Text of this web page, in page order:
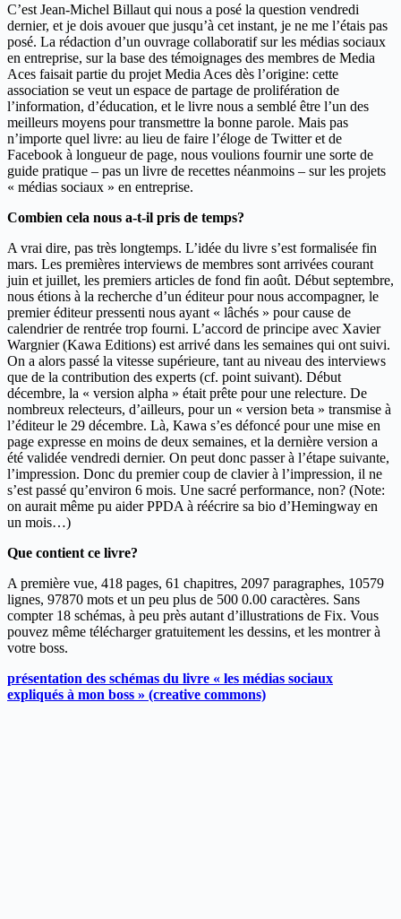
C’est Jean-Michel Billaut qui nous a posé la question vendredi
dernier, et je dois avouer que jusqu’à cet instant, je ne me l’étais pas
posé. La rédaction d’un ouvrage collaboratif sur les médias sociaux
en entreprise, sur la base des témoignages des membres de Media
Aces faisait partie du projet Media Aces dès l’origine: cette
association se veut un espace de partage de prolifération de
l’information, d’éducation, et le livre nous a semblé être l’un des
meilleurs moyens pour transmettre la bonne parole. Mais pas
n’importe quel livre: au lieu de faire l’éloge de Twitter et de
Facebook à longueur de page, nous voulions fournir une sorte de
guide pratique – pas un livre de recettes néanmoins – sur les projets
« médias sociaux » en entreprise.
Combien cela nous a-t-il pris de temps?
A vrai dire, pas très longtemps. L’idée du livre s’est formalisée fin
mars. Les premières interviews de membres sont arrivées courant
juin et juillet, les premiers articles de fond fin août. Début septembre,
nous étions à la recherche d’un éditeur pour nous accompagner, le
premier éditeur pressenti nous ayant « lâchés » pour cause de
calendrier de rentrée trop fourni. L’accord de principe avec Xavier
Wargnier (Kawa Editions) est arrivé dans les semaines qui ont suivi.
On a alors passé la vitesse supérieure, tant au niveau des interviews
que de la contribution des experts (cf. point suivant). Début
décembre, la « version alpha » était prête pour une relecture. De
nombreux relecteurs, d’ailleurs, pour un « version beta » transmise à
l’éditeur le 29 décembre. Là, Kawa s’es défoncé pour une mise en
page expresse en moins de deux semaines, et la dernière version a
été validée vendredi dernier. On peut donc passer à l’étape suivante,
l’impression. Donc du premier coup de clavier à l’impression, il ne
s’est passé qu’environ 6 mois. Une sacré performance, non? (Note:
on aurait même pu aider PPDA à réécrire sa bio d’Hemingway en
un mois…)
Que contient ce livre?
A première vue, 418 pages, 61 chapitres, 2097 paragraphes, 10579
lignes, 97870 mots et un peu plus de 500 0.00 caractères. Sans
compter 18 schémas, à peu près autant d’illustrations de Fix. Vous
pouvez même télécharger gratuitement les dessins, et les montrer à
votre boss.
présentation des schémas du livre « les médias sociaux
expliqués à mon boss » (creative commons)